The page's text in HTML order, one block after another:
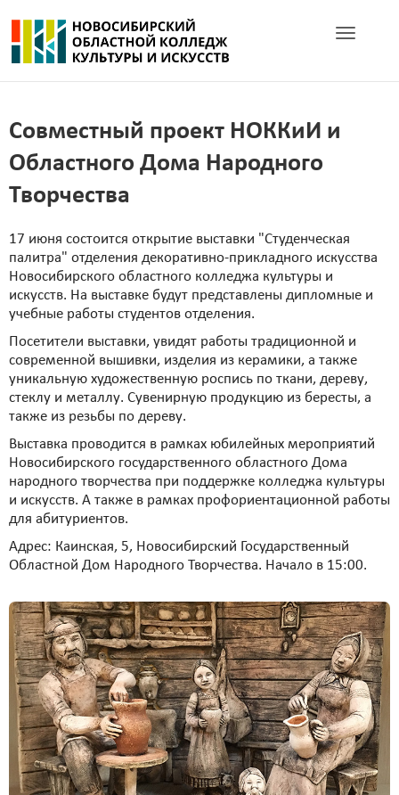
Toggle
Совместный проект НОККиИ и
Областного Дома Народного
Творчества
17 июня состоится открытие выставки "Студенческая
палитра" отделения декоративно-прикладного искусства
Новосибирского областного колледжа культуры и
искусств. На выставке будут представлены дипломные и
учебные работы студентов отделения.
Посетители выставки, увидят работы традиционной и
современной вышивки, изделия из керамики, а также
уникальную художественную роспись по ткани, дереву,
стеклу и металлу. Сувенирную продукцию из бересты, а
также из резьбы по дереву.
Выставка проводится в рамках юбилейных мероприятий
Новосибирского государственного областного Дома
народного творчества при поддержке колледжа культуры
и искусств. А также в рамках профориентационной работы
для абитуриентов.
Адрес: Каинская, 5, Новосибирский Государственный
Областной Дом Народного Творчества. Начало в 15:00.